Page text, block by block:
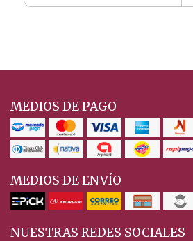
MEDIOS DE PAGO
MEDIOS DE ENVÍO
NUESTRAS REDES SOCIALES